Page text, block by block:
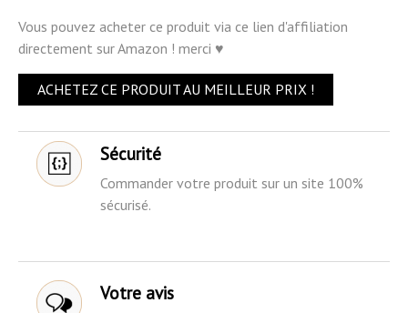
Vous pouvez acheter ce produit via ce lien d'affiliation
directement sur Amazon ! merci ♥
ACHETEZ CE PRODUIT AU MEILLEUR PRIX !
Sécurité
Commander votre produit sur un site 100%
sécurisé.
Votre avis